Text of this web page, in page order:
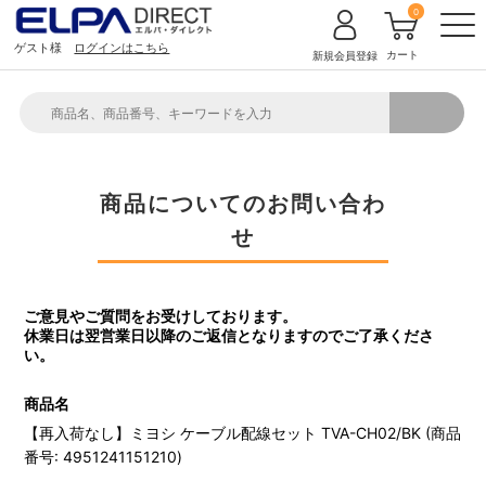
ゲスト様 ログインはこちら 新規会員登録 カート
0
商品についてのお問い合わ
せ
ご意見やご質問をお受けしております。
休業日は翌営業日以降のご返信となりますのでご了承くださ
い。
商品名
【再入荷なし】ミヨシ ケーブル配線セット TVA-CH02/BK (商品
番号: 4951241151210)